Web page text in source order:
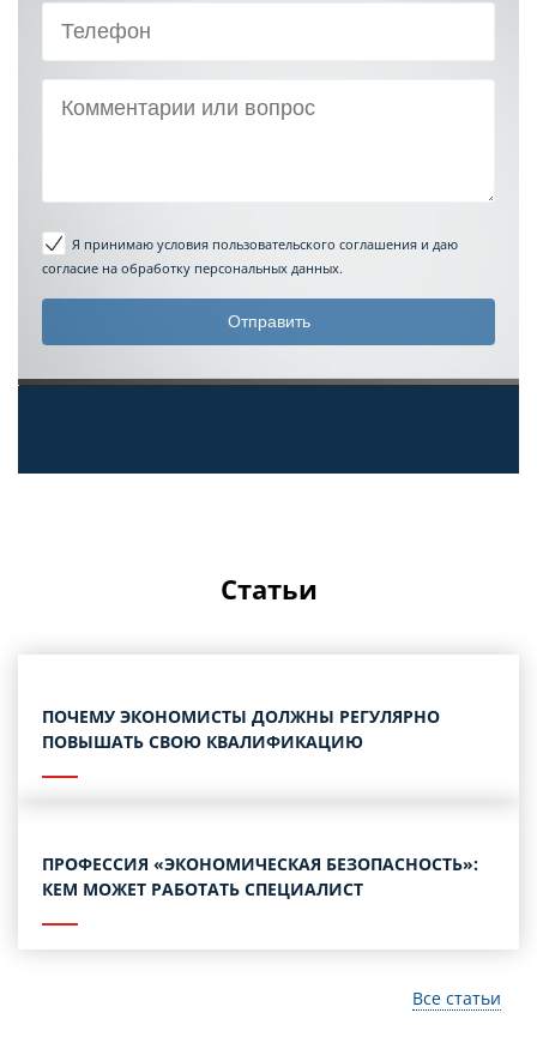
Я принимаю условия пользовательского соглашения и даю
согласие на обработку персональных данных.
Статьи
ПОЧЕМУ ЭКОНОМИСТЫ ДОЛЖНЫ РЕГУЛЯРНО
ПОВЫШАТЬ СВОЮ КВАЛИФИКАЦИЮ
ПРОФЕССИЯ «ЭКОНОМИЧЕСКАЯ БЕЗОПАСНОСТЬ»:
КЕМ МОЖЕТ РАБОТАТЬ СПЕЦИАЛИСТ
Все статьи